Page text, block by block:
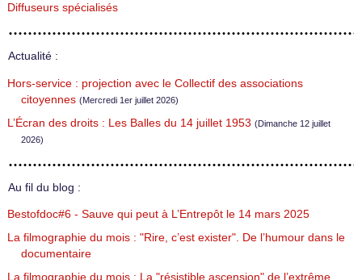
Diffuseurs spécialisés
Actualité :
Hors-service : projection avec le Collectif des associations
citoyennes (Mercredi 1er juillet 2026)
L’Écran des droits : Les Balles du 14 juillet 1953 (Dimanche 12 juillet
2026)
Au fil du blog :
Bestofdoc#6 - Sauve qui peut à L’Entrepôt le 14 mars 2025
La filmographie du mois : "Rire, c’est exister". De l’humour dans le
documentaire
La filmographie du mois : La "résistible ascension" de l’extrême